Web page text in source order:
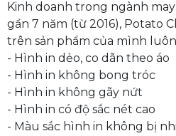
Kinh doanh trong ngành
gần 7 năm (từ 2016), Potato
trên sản phẩm của mình
- Hình in dẻo, co dãn theo áo
- Hình in không bong tróc
- Hình in không gãy nứt
- Hình in có độ sắc nét cao
- Màu sắc hình in không bị